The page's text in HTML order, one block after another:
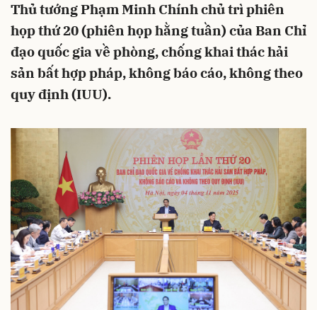
Thủ tướng Phạm Minh Chính chủ trì phiên
họp thứ 20 (phiên họp hằng tuần) của Ban Chỉ
đạo quốc gia về phòng, chống khai thác hải
sản bất hợp pháp, không báo cáo, không theo
quy định (IUU).
Hủy